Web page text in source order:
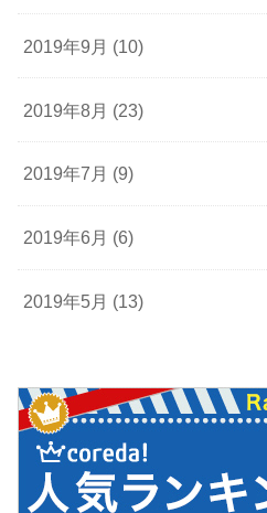
2019年9月 (10)
2019年8月 (23)
2019年7月 (9)
2019年6月 (6)
2019年5月 (13)